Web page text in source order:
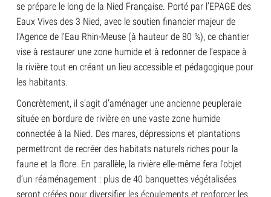
se prépare le long de la Nied Française. Porté par l’EPAGE des
Eaux Vives des 3 Nied, avec le soutien financier majeur de
l’Agence de l’Eau Rhin-Meuse (à hauteur de 80 %), ce chantier
vise à restaurer une zone humide et à redonner de l’espace à
la rivière tout en créant un lieu accessible et pédagogique pour
les habitants.
Concrètement, il s’agit d’aménager une ancienne peupleraie
située en bordure de rivière en une vaste zone humide
connectée à la Nied. Des mares, dépressions et plantations
permettront de recréer des habitats naturels riches pour la
faune et la flore. En parallèle, la rivière elle-même fera l’objet
d’un réaménagement : plus de 40 banquettes végétalisées
seront créées pour diversifier les écoulements et renforcer les